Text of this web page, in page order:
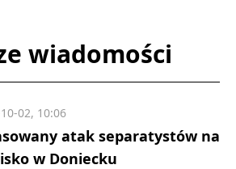
wiadomości
atak separatystów na
w Doniecku
02, 10:06